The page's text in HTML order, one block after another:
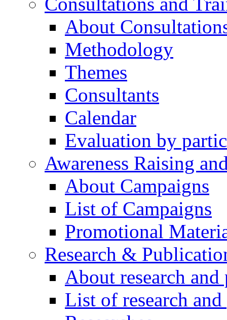
About
Methodology
Themes
Consultants
Calendar
Evaluation by
Awareness Raising
About Campaigns
List of Campaigns
Promotional
Research &
About research
List of research